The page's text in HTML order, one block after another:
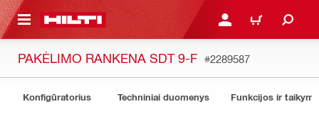
TURINIO PRISIJUNGTI ARBA
PIRKINIŲ
PAKĖLIMO RANKENA SDT 9-F #2289587
Konfigūratorius Techniniai duomenys Funkcijos ir